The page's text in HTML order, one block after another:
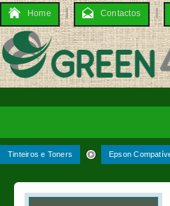
Home Contactos
Tinteiros e Toners Epson